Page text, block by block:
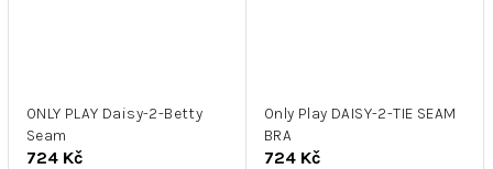
ONLY PLAY Daisy-2-Betty
Seam
724 Kč
Only Play DAISY-2-TIE SEAM
BRA
724 Kč